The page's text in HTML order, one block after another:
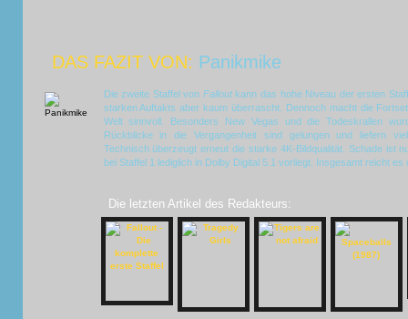
DAS FAZIT VON: Panikmike
Die zweite Staffel von Fallout kann das hohe Niveau der ersten
starken Auftakts aber kaum überrascht. Dennoch macht die
Welt sinnvoll. Besonders New Vegas und die Todeskrallen
Rückblicke in die Vergangenheit sind gelungen und liefern
Technisch überzeugt erneut die starke 4K-Bildqualität. Schade ist
bei Staffel 1 lediglich in Dolby Digital 5.1 vorliegt. Insgesamt reicht
Die letzten Artikel des Redakteurs: